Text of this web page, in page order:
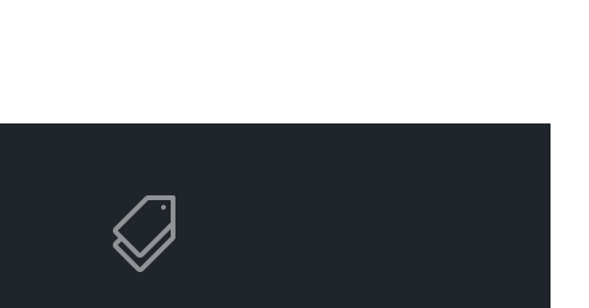
